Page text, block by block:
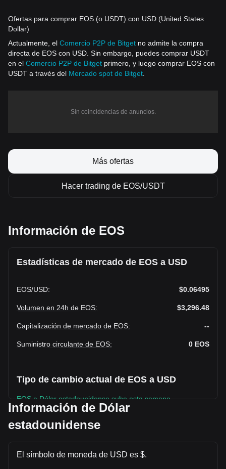
Ofertas para comprar EOS (o USDT) con USD (United States
Dollar)
Actualmente, el Comercio P2P de Bitget no admite la compra
directa de EOS con USD. Sin embargo, puedes comprar USDT
en el Comercio P2P de Bitget primero, y luego comprar EOS con
USDT a través del Mercado spot de Bitget
Sin coincidencias de anuncios.
Más ofertas
Hacer trading de EOS/USDT
Información de EOS
Estadísticas de mercado de EOS a USD
EOS/USD: $0.06495
Volumen en 24h de EOS: $3,296.48
Capitalización de mercado de EOS: --
Suministro circulante de EOS: 0 EOS
Tipo de cambio actual de EOS a USD
EOS a Dólar estadounidense sube esta semana.
EOS y tiene una capitalización de mercado total de $0 USD
USD) en las últimas 24 horas. El último día de trading, el
Información de Dólar
estadounidense
El símbolo de moneda de USD es $.